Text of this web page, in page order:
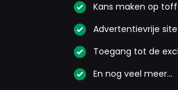
Kans maken op
Advertentievrije
Toegang tot de
En nog veel meer…